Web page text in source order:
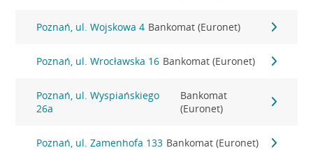
Poznań, ul. Wojskowa 4 Bankomat (Euronet)
Poznań, ul. Wrocławska 16 Bankomat (Euronet)
Poznań, ul. Wyspiańskiego
26a
Bankomat
(Euronet)
Poznań, ul. Zamenhofa 133 Bankomat (Euronet)